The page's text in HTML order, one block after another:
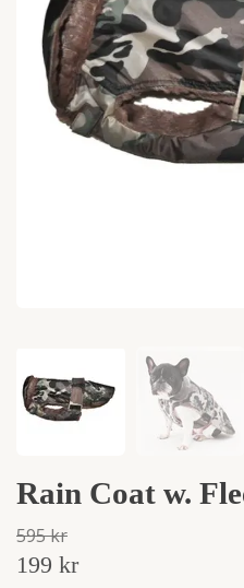
Rain Coat w.
595 kr
199 kr